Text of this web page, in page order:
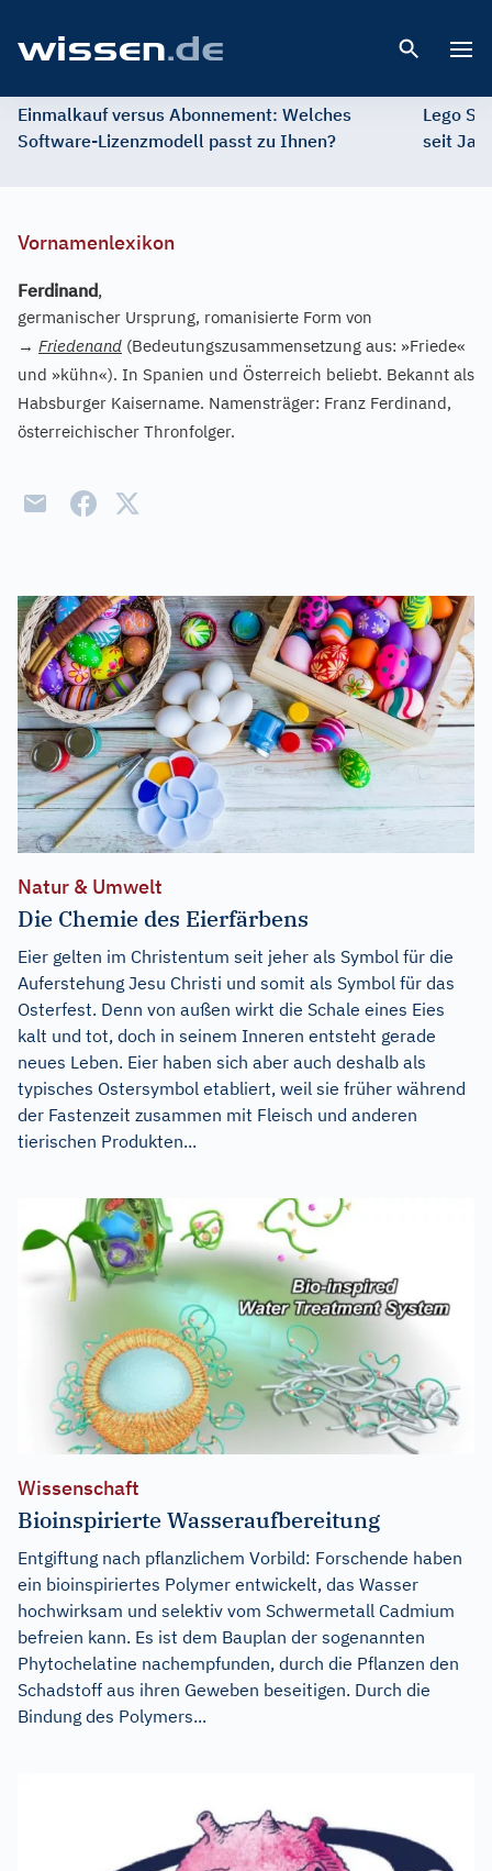
Einmalkauf versus Abonnement: Welches
Software-Lizenzmodell passt zu Ihnen?
Lego
seit
Vornamenlexikon
Ferdinand,
germanischer Ursprung, romanisierte Form von
→ Friedenand (Bedeutungszusammensetzung aus: »Friede«
und »kühn«). In Spanien und Österreich beliebt. Bekannt als
Habsburger Kaisername. Namensträger: Franz Ferdinand,
österreichischer Thronfolger.
Natur & Umwelt
Die Chemie des Eierfärbens
Eier gelten im Christentum seit jeher als Symbol für die
Auferstehung Jesu Christi und somit als Symbol für das
Osterfest. Denn von außen wirkt die Schale eines Eies
kalt und tot, doch in seinem Inneren entsteht gerade
neues Leben. Eier haben sich aber auch deshalb als
typisches Ostersymbol etabliert, weil sie früher während
der Fastenzeit zusammen mit Fleisch und anderen
tierischen Produkten...
Wissenschaft
Bioinspirierte Wasseraufbereitung
Entgiftung nach pflanzlichem Vorbild: Forschende haben
ein bioinspiriertes Polymer entwickelt, das Wasser
hochwirksam und selektiv vom Schwermetall Cadmium
befreien kann. Es ist dem Bauplan der sogenannten
Phytochelatine nachempfunden, durch die Pflanzen den
Schadstoff aus ihren Geweben beseitigen. Durch die
Bindung des Polymers...